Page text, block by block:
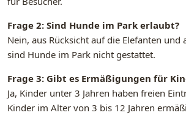
Frage 2: Sind Hunde im Park erlaubt?
Nein, aus Rücksicht auf die Elefanten und
sind Hunde im Park nicht gestattet.
Frage 3: Gibt es Ermäßigungen für
Ja, Kinder unter 3 Jahren haben freien
Kinder im Alter von 3 bis 12 Jahren